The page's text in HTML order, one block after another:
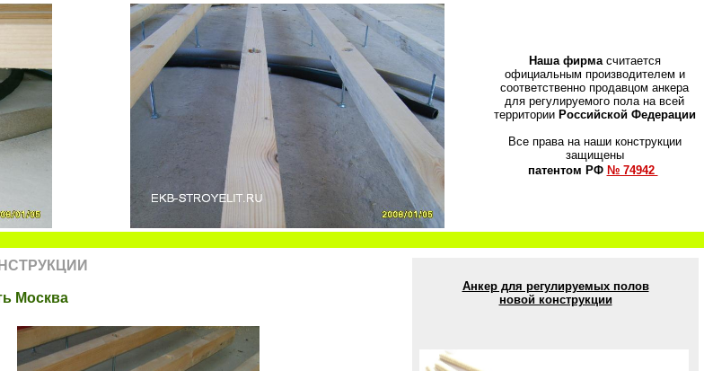
Наша фирмасчитается
официальным производителем и
соответственно продавцом анкера
для регулируемого пола на всей
территории Российской Федерации
Все права на наши конструкции
защищены
патентом РФ № 74942
Москва
Анкер для регулируемых полов
новой конструкции